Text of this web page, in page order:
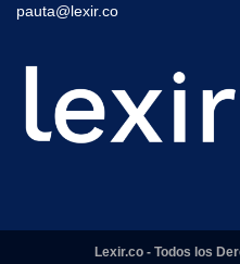
pauta@lexir.co
Lexir.co - Todos los